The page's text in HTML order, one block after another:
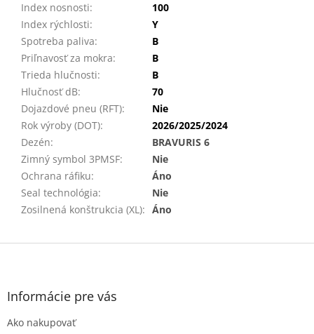
Index nosnosti:
100
Index rýchlosti:
Y
Spotreba paliva:
B
Priľnavosť za mokra:
B
Trieda hlučnosti:
B
Hlučnosť dB:
70
Dojazdové pneu (RFT):
Nie
Rok výroby (DOT):
2026/2025/2024
Dezén:
BRAVURIS 6
Zimný symbol 3PMSF:
Nie
Ochrana ráfiku:
Áno
Seal technológia:
Nie
Zosilnená konštrukcia (XL): Áno
Z
Informácie pre vás
Ako nakupovať